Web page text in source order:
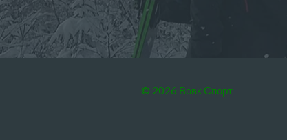
© 2026 Вовк Спорт